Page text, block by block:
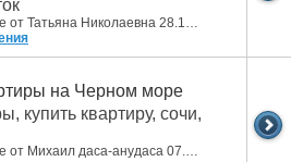
Последнее сообщение от Татьяна Николаевна 28.10.2024
на Черном море
Последнее сообщение от Михаил даса-анудаса 07.05.2018